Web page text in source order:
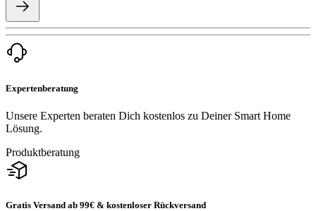
Expertenberatung
Unsere Experten beraten Dich kostenlos zu Deiner Smart Home
Lösung.
Produktberatung
Gratis Versand ab 99€ & kostenloser Rückversand